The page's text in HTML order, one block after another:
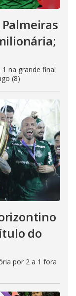
na grande final
(8)
do
por 2 a 1 fora